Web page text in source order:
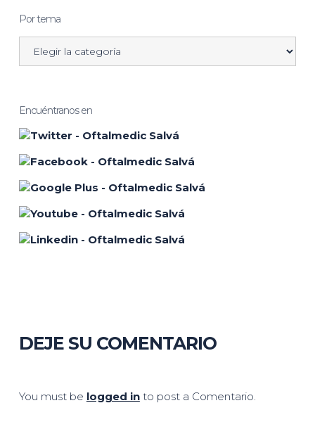
Por tema
Encuéntranos en
DEJE SU COMENTARIO
You must be logged into post a Comentario.